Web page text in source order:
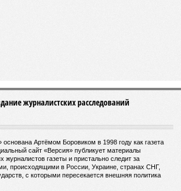
журналистских расследований
Артёмом Боровиком в 1998 году как газета
сайт «Версия» публикует материалы
журналистов газеты и пристально следит за
происходящими в России, Украине, странах СНГ,
с которыми пересекается внешняя политика